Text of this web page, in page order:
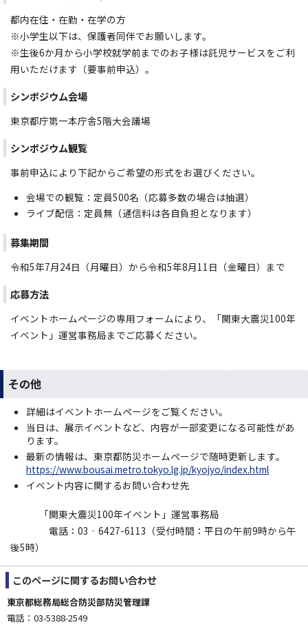
都内在住・在勤・在学の方
※小学生以下は、保護者同伴でお願いします。
※生後6か月から小学校就学前までのお子様は託児サービスをご利
用いただけます（要事前申込）。
シンポジウム会場
東京都庁第一本庁舎5階大会議場
シンポジウム観覧
事前申込により下記からご希望の形式をお選びください。
会場での観覧：定員500名（応募多数の場合は抽選）
ライブ配信：定員無（通信料は各自負担となります）
募集期間
令和5年7月24日（月曜日）から令和5年8月11日（金曜日）まで
応募方法
イベントホームページの専用フォームにより、「関東大震災100年
イベント」運営事務局までご応募ください。
その他
詳細はイベントホームページをご覧ください。
当日は、展示イベントなど、内容が一部変更になる可能性があ
ります。
最新の情報は、東京都防災ホームページで随時更新します。
https://www.bousai.metro.tokyo.lg.jp/kyojyo/index.html
イベント内容に関するお問い合わせ先
「関東大震災100年イベント」運営事務局
電話：03‐6427-6113（受付時間：平日の午前9時から午
後5時）
このページに関するお問い合わせ
東京都総務局総合防災部防災管理課
電話：03-5388-2549